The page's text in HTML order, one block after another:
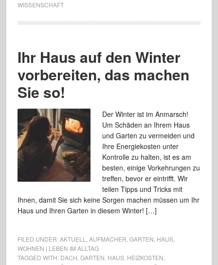
WISSENSCHAFT
Ihr Haus auf den Winter
vorbereiten, das machen
Sie so!
Der Winter ist im Anmarsch!
Um Schäden an Ihrem Haus
und Garten zu vermeiden und
Ihre Energiekosten unter
Kontrolle zu halten, ist es am
besten, einige Vorkehrungen zu
treffen, bevor er eintrifft. Wir
teilen Tipps und Tricks mit
Ihnen, damit Sie sich keine Sorgen machen müssen um Ihr
Haus und Ihren Garten in diesem Winter! […]
FILED UNDER:AKTUELL AUFMACHER GARTEN HAUS,
WOHNEN | LEBEN IM ALLTAG
TAGGED WITH: DACH GARTEN HAUS, HEIZKOSTEN